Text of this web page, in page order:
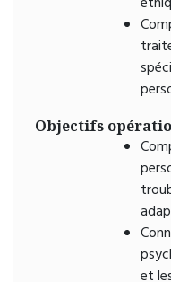
Objectifs
et